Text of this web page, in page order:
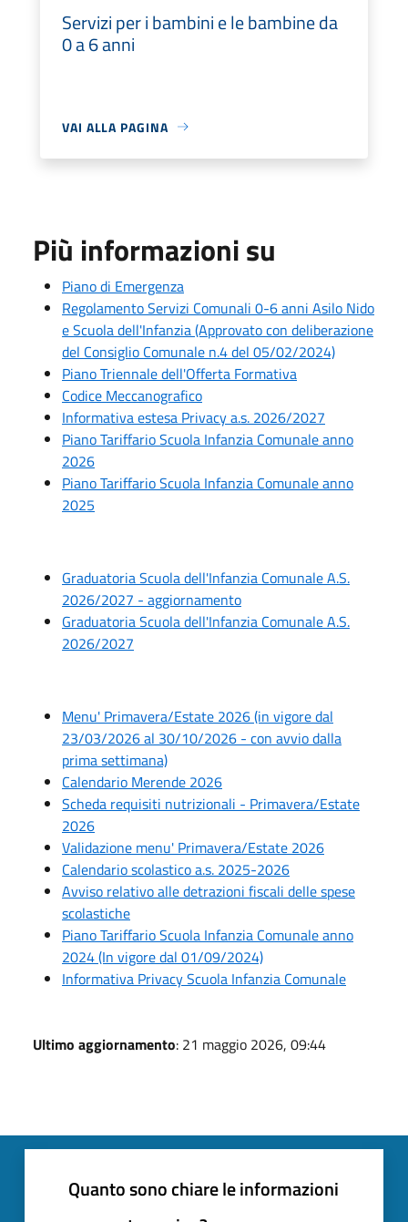
Servizi per i bambini e le bambine da
0 a 6 anni
VAI ALLA PAGINA
Più informazioni su
Piano di Emergenza
Regolamento Servizi Comunali 0-6 anni Asilo Nido
e Scuola dell'Infanzia (Approvato con deliberazione
del Consiglio Comunale n.4 del 05/02/2024)
Piano Triennale dell'Offerta Formativa
Codice Meccanografico
Informativa estesa Privacy a.s. 2026/2027
Piano Tariffario Scuola Infanzia Comunale anno
2026
Piano Tariffario Scuola Infanzia Comunale anno
2025
Graduatoria Scuola dell'Infanzia Comunale A.S.
2026/2027 - aggiornamento
Graduatoria Scuola dell'Infanzia Comunale A.S.
2026/2027
Menu' Primavera/Estate 2026 (in vigore dal
23/03/2026 al 30/10/2026 - con avvio dalla
prima settimana)
Calendario Merende 2026
Scheda requisiti nutrizionali - Primavera/Estate
2026
Validazione menu' Primavera/Estate 2026
Calendario scolastico a.s. 2025-2026
Avviso relativo alle detrazioni fiscali delle spese
scolastiche
Piano Tariffario Scuola Infanzia Comunale anno
2024 (In vigore dal 01/09/2024)
Informativa Privacy Scuola Infanzia Comunale
Ultimo aggiornamento: 21 maggio 2026, 09:44
Quanto sono chiare le informazioni